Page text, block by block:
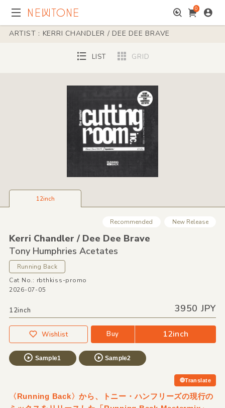
0
ARTIST : KERRI CHANDLER / DEE DEE BRAVE
LIST GRID
12inch
Recommended New Release
Kerri Chandler /Dee Dee Brave
Tony Humphries Acetates
Running Back
Cat No.: rbthkiss-promo
2026-07-05
12inch 3950 JPY
Wishlist Buy 12inch
Sample1 Sample2
Translate
〈Running Back〉から、トニー・ハンフリーズの現行の